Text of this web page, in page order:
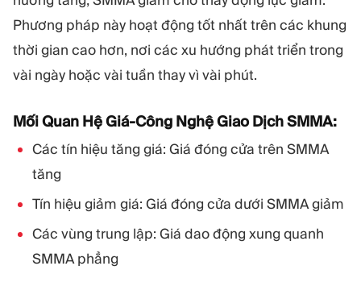
Phương pháp này hoạt động tốt nhất trên các khung
thời gian cao hơn, nơi các xu hướng phát triển trong
vài ngày hoặc vài tuần thay vì vài phút.
Mối Quan Hệ Giá-Công Nghệ Giao Dịch SMMA:
Các tín hiệu tăng giá: Giá đóng cửa trên SMMA
tăng
Tín hiệu giảm giá: Giá đóng cửa dưới SMMA giảm
Các vùng trung lập: Giá dao động xung quanh
SMMA phẳng